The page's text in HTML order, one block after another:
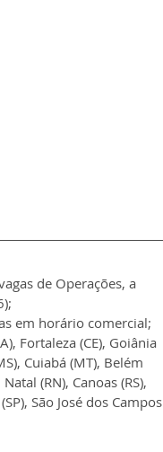
de Operações, a
em horário comercial;
Fortaleza (CE), Goiânia
Cuiabá (MT), Belém
(RN), Canoas (RS),
São José dos Campos